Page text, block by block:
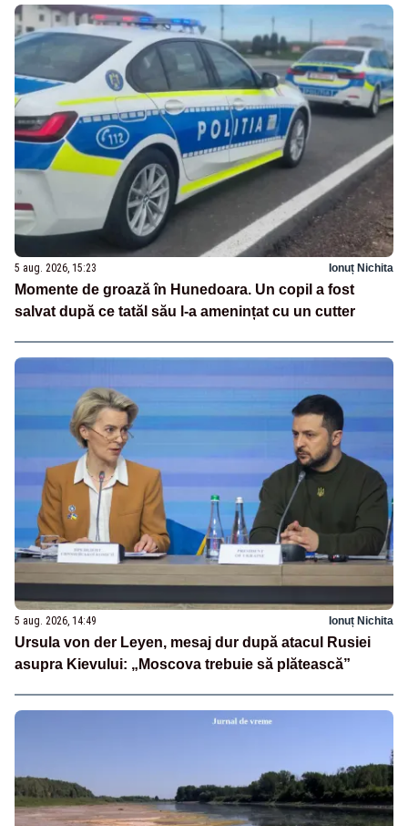
5 aug. 2026, 15:23 Ionuț Nichita
Momente de groază în Hunedoara. Un copil a fost
salvat după ce tatăl său l-a amenințat cu un cutter
5 aug. 2026, 14:49 Ionuț Nichita
Ursula von der Leyen, mesaj dur după atacul Rusiei
asupra Kievului: „Moscova trebuie să plătească”